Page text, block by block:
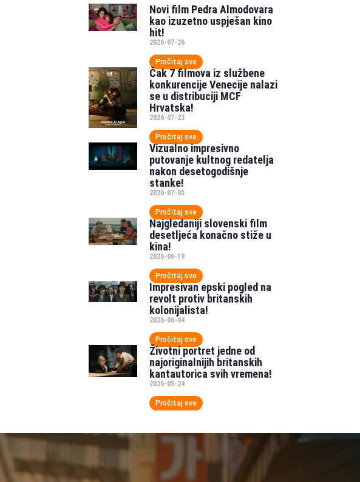
Novi film Pedra Almodovara
kao izuzetno uspješan kino
hit!
2026-07-26
Pročitaj sve
Čak 7 filmova iz službene
konkurencije Venecije nalazi
se u distribuciji MCF
Hrvatska!
2026-07-23
Pročitaj sve
Vizualno impresivno
putovanje kultnog redatelja
nakon desetogodišnje
stanke!
2026-07-05
Pročitaj sve
Najgledaniji slovenski film
desetljeća konačno stiže u
kina!
2026-06-19
Pročitaj sve
Impresivan epski pogled na
revolt protiv britanskih
kolonijalista!
2026-06-04
Pročitaj sve
Životni portret jedne od
najoriginalnijih britanskih
kantautorica svih vremena!
2026-05-24
Pročitaj sve